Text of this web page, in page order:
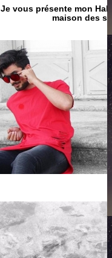
Je vous présente mon
maison des